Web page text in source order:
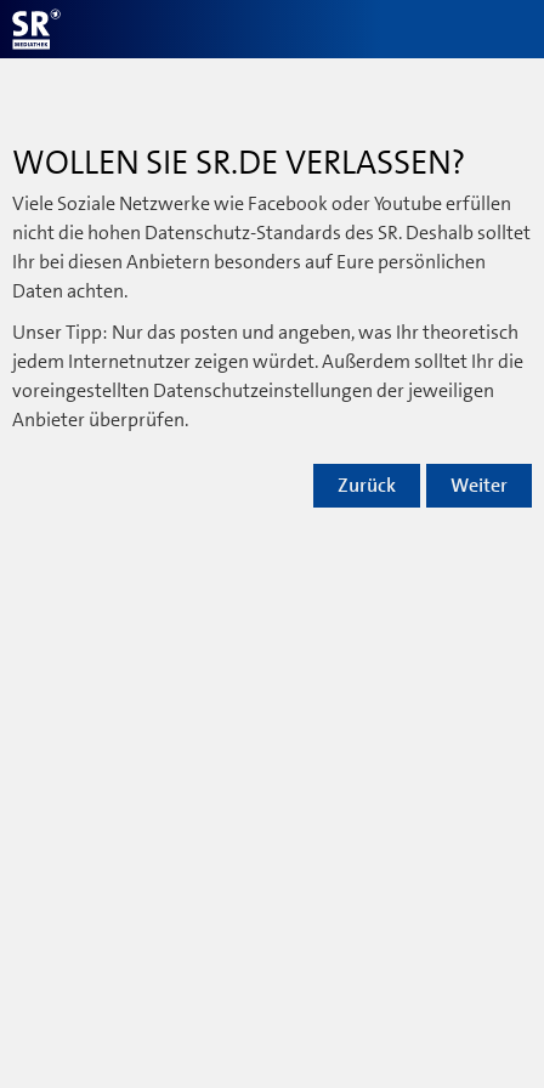
WOLLEN SIE SR.DE VERLASSEN?
Viele Soziale Netzwerke wie Facebook oder Youtube erfüllen
nicht die hohen Datenschutz-Standards des SR. Deshalb solltet
Ihr bei diesen Anbietern besonders auf Eure persönlichen
Daten achten.
Unser Tipp: Nur das posten und angeben, was Ihr theoretisch
jedem Internetnutzer zeigen würdet. Außerdem solltet Ihr die
voreingestellten Datenschutzeinstellungen der jeweiligen
Anbieter überprüfen.
Weiter
Zurück